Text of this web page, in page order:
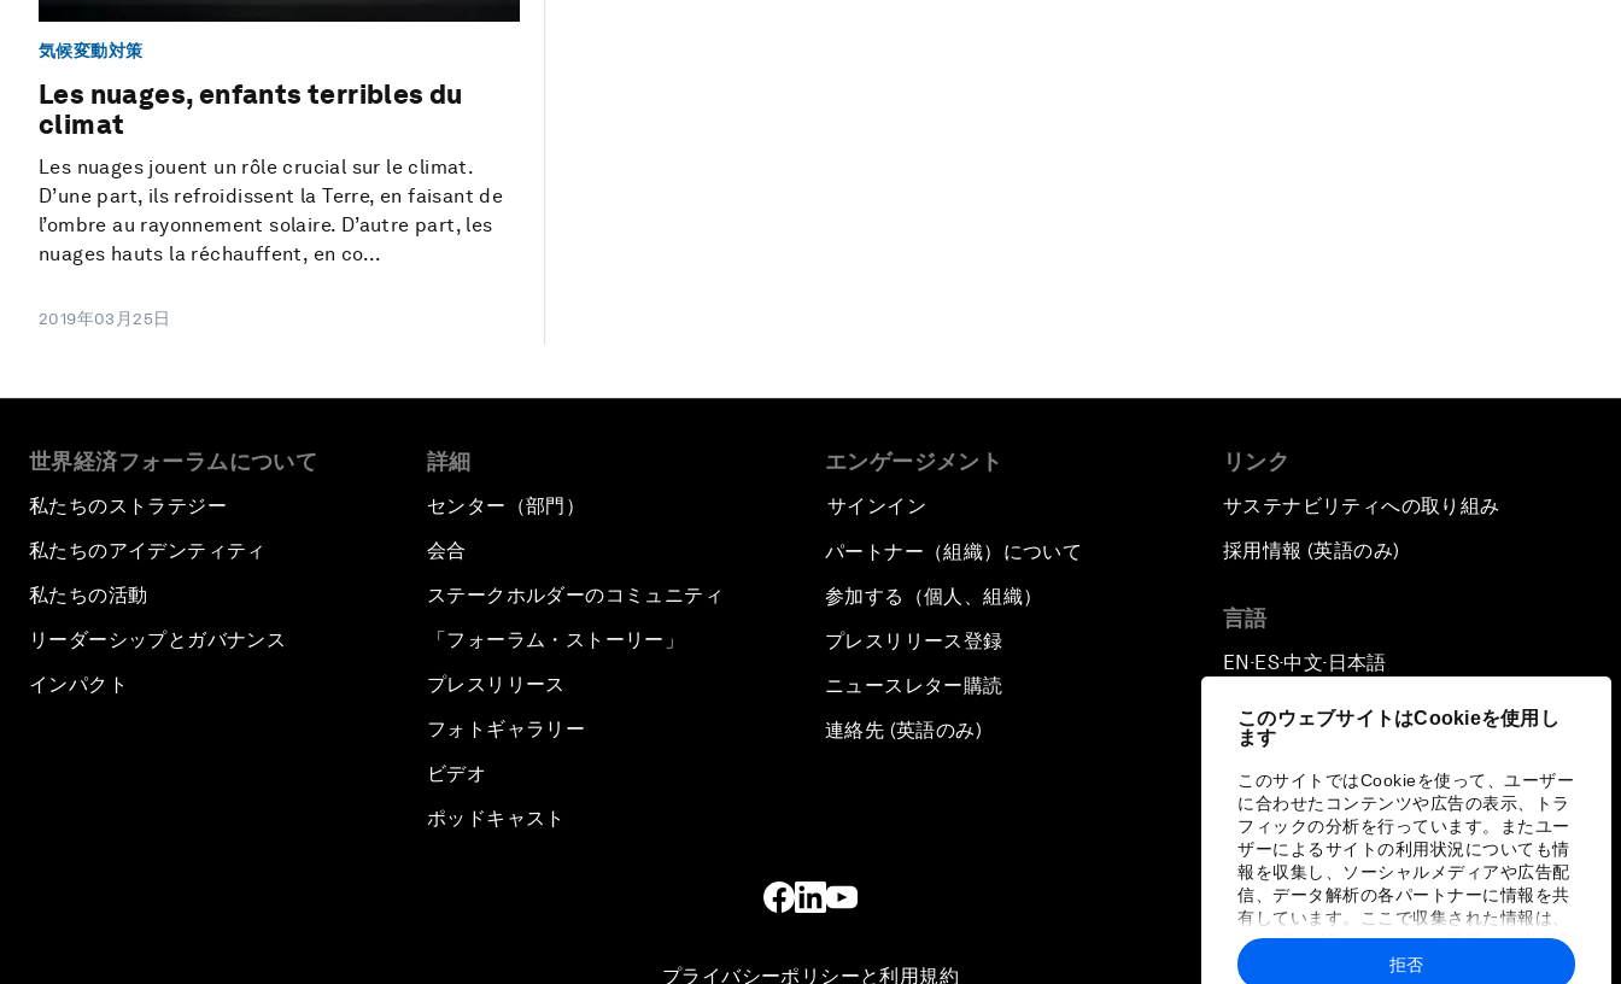
このウェブサイトはCookieを使用し
ます
このサイトではCookieを使って、ユーザー
に合わせたコンテンツや広告の表示、トラ
フィックの分析を行っています。またユー
ザーによるサイトの利用状況についても情
報を収集し、ソーシャルメディアや広告配
信、データ解析の各パートナーに情報を共
有しています。ここで収集された情報は、
ユーザーが各パートナーに提供した他の情
報や各パートナーのサービスを使用した際
拒否
気候変動対策
Les nuages, enfants terribles du
climat
Les nuages jouent un rôle crucial sur le climat.
D’une part, ils refroidissent la Terre, en faisant de
l’ombre au rayonnement solaire. D’autre part, les
nuages hauts la réchauffent, en co...
2019年03月25日
世界経済フォーラムについて
私たちのストラテジー
私たちのアイデンティティ
私たちの活動
リーダーシップとガバナンス
インパクト
詳細
センター（部門）
会合
ステークホルダーのコミュニティ
「フォーラム・ストーリー」
プレスリリース
フォトギャラリー
ビデオ
ポッドキャスト
エンゲージメント
サインイン
パートナー（組織）について
参加する（個人、組織）
プレスリリース登録
ニュースレター購読
連絡先 (英語のみ)
リンク
サステナビリティへの取り組み
採用情報 (英語のみ)
言語
EN ▪ ES▪中文▪ 日本語
プライバシーポリシーと利用規約